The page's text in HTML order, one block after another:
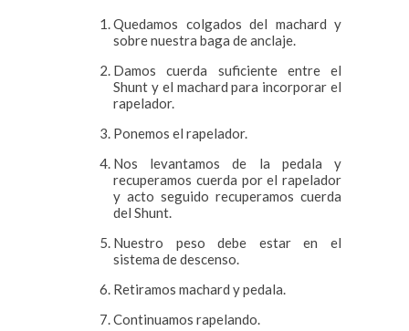
Quedamos colgados del machard y
sobre nuestra baga de anclaje.
Damos cuerda suficiente entre el
Shunt y el machard para incorporar el
rapelador.
Ponemos el rapelador.
Nos levantamos de la pedala y
recuperamos cuerda por el rapelador
y acto seguido recuperamos cuerda
del Shunt.
Nuestro peso debe estar en el
sistema de descenso.
Retiramos machard y pedala.
Continuamos rapelando.